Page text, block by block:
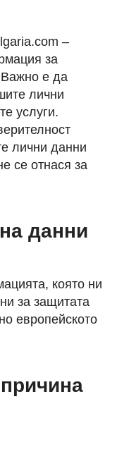
–
за
Важно е да
лични
услуги.
лични данни
се отнася за
данни
която ни
за защитата
европейското